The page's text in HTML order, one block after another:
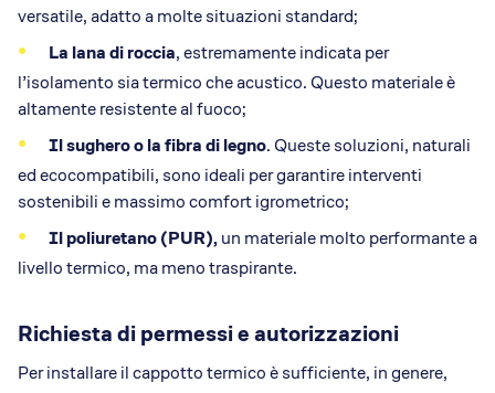
versatile, adatto a molte situazioni standard;
La lana di roccia, estremamente indicata per
l’isolamento sia termico che acustico. Questo materiale è
altamente resistente al fuoco;
Il sughero o la fibra di legno. Queste soluzioni, naturali
ed ecocompatibili, sono ideali per garantire interventi
sostenibili e massimo comfort igrometrico;
Il poliuretano (PUR),un materiale molto performante a
livello termico, ma meno traspirante.
Richiesta di permessi e autorizzazioni
Per installare il cappotto termico è sufficiente, in genere,